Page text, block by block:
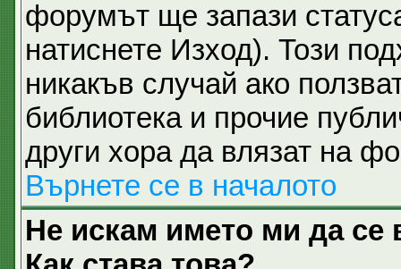
форумът ще запази
натиснете Изход). Този
никакъв случай ако
библиотека и прочие
други хора да влязат на
Върнете се в началото
Не искам името ми да се